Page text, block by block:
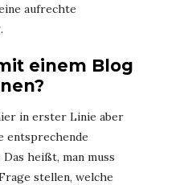
aufrechte
einem Blog
in erster Linie aber
entsprechende
heißt, man muss
stellen, welche